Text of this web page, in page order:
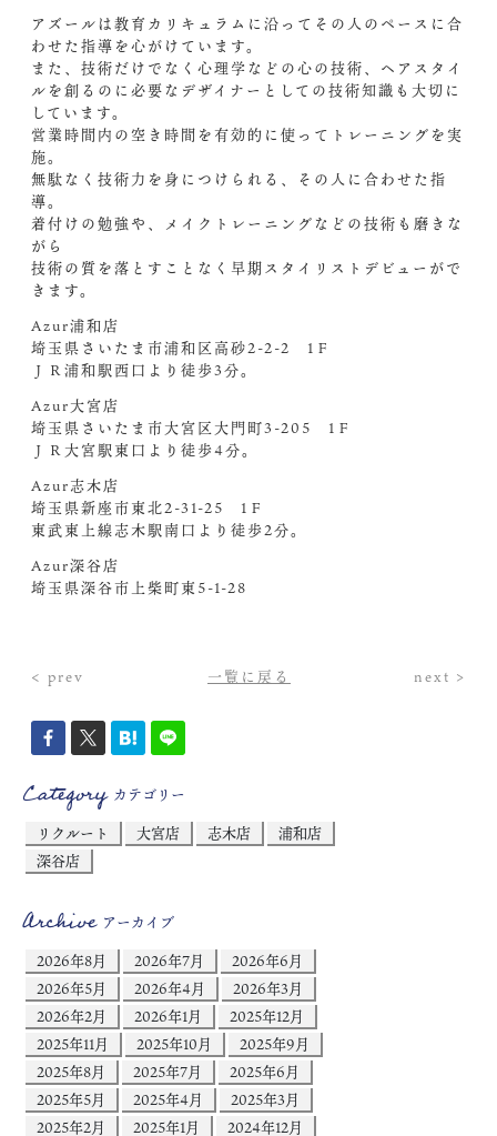
アズールは教育カリキュラムに沿ってその人のペースに合
わせた指導を心がけています。
また、技術だけでなく心理学などの心の技術、ヘアスタイ
ルを創るのに必要なデザイナーとしての技術知識も大切に
しています。
営業時間内の空き時間を有効的に使ってトレーニングを実
施。
無駄なく技術力を身につけられる、その人に合わせた指
導。
着付けの勉強や、メイクトレーニングなどの技術も磨きな
がら
技術の質を落とすことなく早期スタイリストデビューがで
きます。
Azur浦和店
埼玉県さいたま市浦和区高砂2-2-2 1Ｆ
ＪＲ浦和駅西口より徒歩3分。
Azur大宮店
埼玉県さいたま市大宮区大門町3-205 1Ｆ
ＪＲ大宮駅東口より徒歩4分。
Azur志木店
埼玉県新座市東北2-31-25 1Ｆ
東武東上線志木駅南口より徒歩2分。
Azur深谷店
埼玉県深谷市上柴町東5-1-28
< prev 一覧に戻る next >
Categoryカテゴリー
リクルート
大宮店 志木店
浦和店
深谷店
Archiveアーカイブ
2026年8月
2026年7月
2026年6月
2026年5月
2026年4月
2026年3月
2026年2月
2026年1月
2025年12月
2025年11月
2025年10月
2025年9月
2025年8月
2025年7月
2025年6月
2025年5月
2025年4月
2025年3月
2025年2月
2025年1月
2024年12月